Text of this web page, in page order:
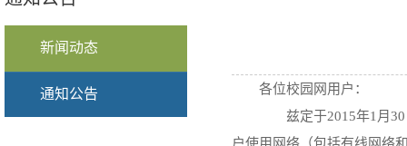
新闻动态
通知公告
各位校园网用户：
兹定于2015年1月30